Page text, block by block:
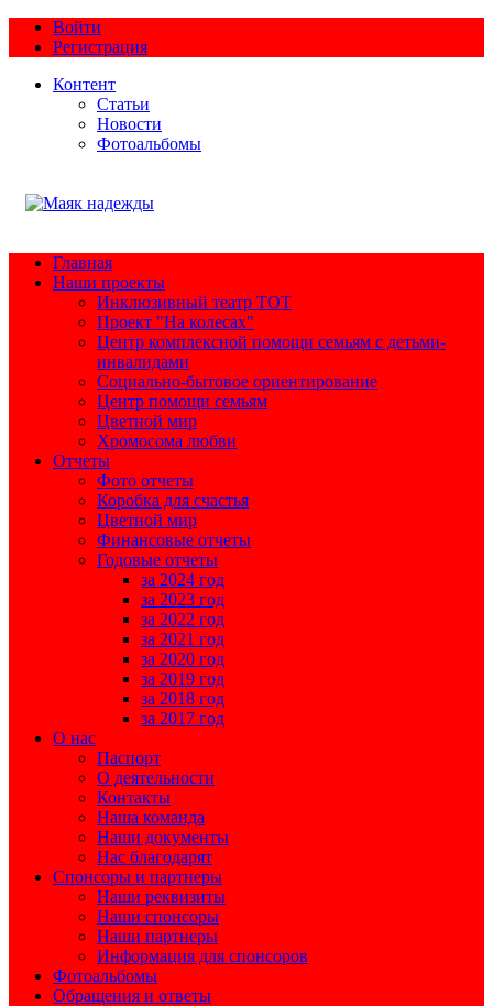
Войти
Регистрация
Контент
Статьи
Новости
Фотоальбомы
Главная
Наши проекты
Инклюзивный театр ТОТ
Проект "На колесах"
Центр комплексной помощи семьям с детьми-
инвалидами
Социально-бытовое ориентирование
Центр помощи семьям
Цветной мир
Хромосома любви
Отчеты
Фото отчеты
Коробка для счастья
Цветной мир
Финансовые отчеты
Годовые отчеты
за 2024 год
за 2023 год
за 2022 год
за 2021 год
за 2020 год
за 2019 год
за 2018 год
за 2017 год
О нас
Паспорт
О деятельности
Контакты
Наша команда
Наши документы
Нас благодарят
Спонсоры и партнеры
Наши реквизиты
Наши спонсоры
Наши партнеры
Информация для спонсоров
Фотоальбомы
Обращения и ответы